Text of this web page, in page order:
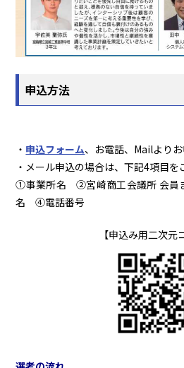
申込方法
・ 申込フォーム、お電話、Mailよりお
・メール申込の場合は、下記4項目を
①事業所名 ②宮崎商工会議所 会
名 ④電話番号
【申込み用二次元